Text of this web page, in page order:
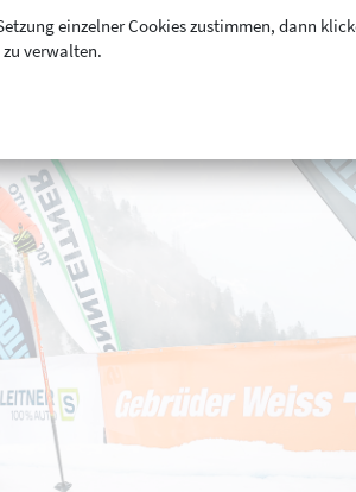
einzelner Cookies zustimmen, dann
verwalten.